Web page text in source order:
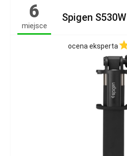
6
miejsce
Spigen S530W
ocena eksperta